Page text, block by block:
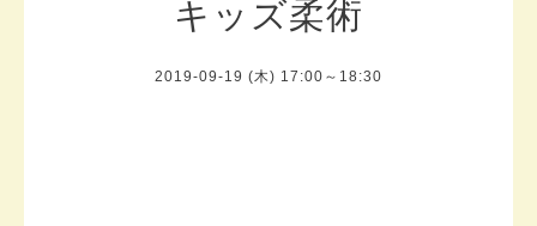
キッズ柔術
2019-09-19 (木) 17:00～18:30